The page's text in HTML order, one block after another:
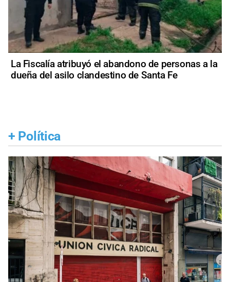
La Fiscalía atribuyó el abandono de personas a la
dueña del asilo clandestino de Santa Fe
+ Política